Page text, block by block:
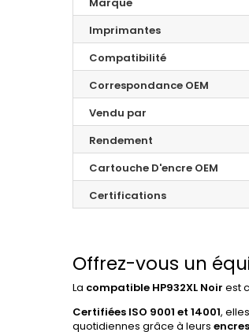
Imprimantes
Compatibilité
Correspondance OEM
Vendu par
Rendement
Cartouche D'encre OEM
Certifications
Offrez-vous un
La compatible HP932XL Noir est
Certifiées ISO 9001 et 14001,
quotidiennes grâce à leurs